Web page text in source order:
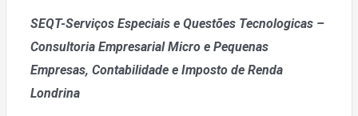
SEQT-Serviços Especiais e Questões Tecnologicas –
Consultoria Empresarial Micro e Pequenas
Empresas, Contabilidade e Imposto de Renda
Londrina